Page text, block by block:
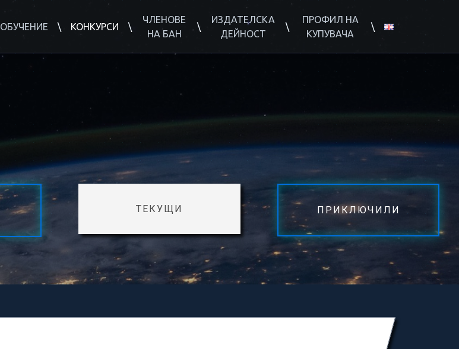
ОБУЧЕНИЕ КОНКУРСИ
ЧЛЕНОВЕ
НА БАН
ИЗДАТЕЛСКА
ДЕЙНОСТ
ПРОФИЛ НА
КУПУВАЧА
ТЕКУЩИ ПРИКЛЮЧИЛИ